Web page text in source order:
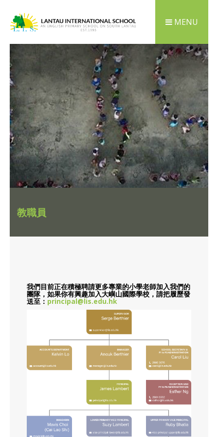
MENU
教職員
我們目前正在積極聘請更多專業的小學老師加入我們的
團隊，如果你有興趣加入大嶼山國際學校，請把履歷發
送至： principal@lis.edu.hk